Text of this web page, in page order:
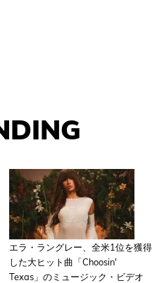
エラ・ラングレー、全米1位を獲得
した大ヒット曲「Choosin'
Texas」のミュージック・ビデオ